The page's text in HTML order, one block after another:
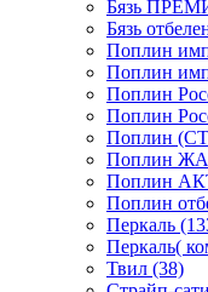
Бязь
Бязь
Поплин
Поплин
Поплин
Поплин
Поплин
Поплин
Поплин
Поплин
Перкаль
Перкаль(
Твил (38)